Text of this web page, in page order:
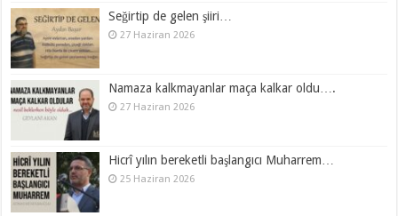
Seğirtip de gelen şiiri…
27 Haziran 2026
Namaza kalkmayanlar maça kalkar oldu….
27 Haziran 2026
Hicrî yılın bereketli başlangıcı Muharrem…
25 Haziran 2026